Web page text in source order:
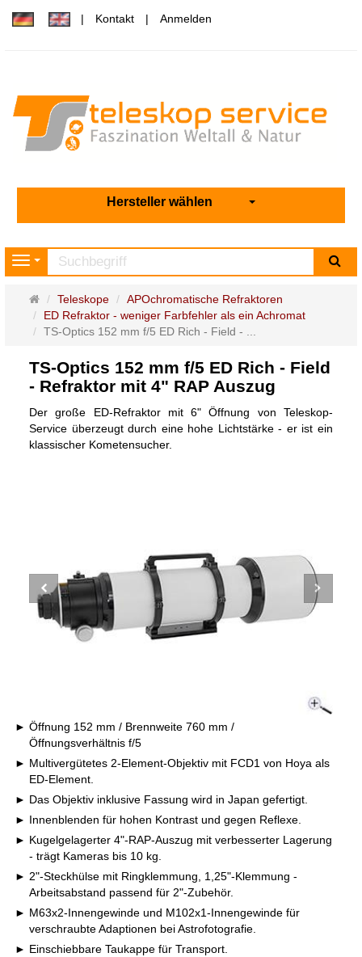
Kontakt Anmelden
Hersteller wählen
Navigation
Startseite
Teleskope
APOchromatische Refraktoren
ED Refraktor - weniger Farbfehler als ein Achromat
TS-Optics 152 mm f/5 ED Rich - Field - ...
TS-Optics 152 mm f/5 ED Rich - Field
- Refraktor mit 4" RAP Auszug
Der große ED-Refraktor mit 6" Öffnung von Teleskop-
Service überzeugt durch eine hohe Lichtstärke - er ist ein
klassischer Kometensucher.
Öffnung 152 mm / Brennweite 760 mm /
Öffnungsverhältnis f/5
Multivergütetes 2-Element-Objektiv mit FCD1 von Hoya als
ED-Element.
Das Objektiv inklusive Fassung wird in Japan gefertigt.
Innenblenden für hohen Kontrast und gegen Reflexe.
Kugelgelagerter 4"-RAP-Auszug mit verbesserter Lagerung
- trägt Kameras bis 10 kg.
2"-Steckhülse mit Ringklemmung, 1,25"-Klemmung -
Arbeitsabstand passend für 2"-Zubehör.
M63x2-Innengewinde und M102x1-Innengewinde für
verschraubte Adaptionen bei Astrofotografie.
Einschiebbare Taukappe für Transport.